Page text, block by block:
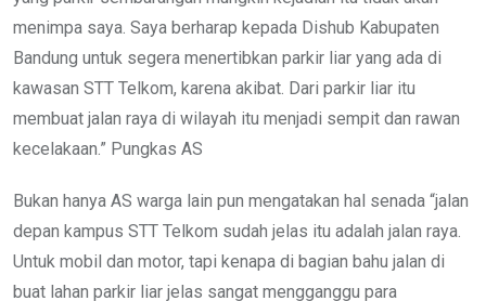
menimpa saya. Saya berharap kepada Dishub Kabupaten
Bandung untuk segera menertibkan parkir liar yang ada di
kawasan STT Telkom, karena akibat. Dari parkir liar itu
membuat jalan raya di wilayah itu menjadi sempit dan rawan
kecelakaan.” Pungkas AS
Bukan hanya AS warga lain pun mengatakan hal senada “jalan
depan kampus STT Telkom sudah jelas itu adalah jalan raya.
Untuk mobil dan motor, tapi kenapa di bagian bahu jalan di
buat lahan parkir liar jelas sangat mengganggu para